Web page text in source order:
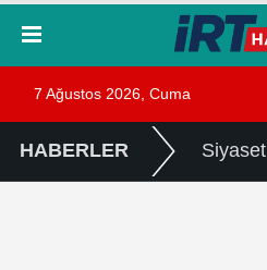
7 Ağustos 2026, Cuma
HABERLER Siyaset